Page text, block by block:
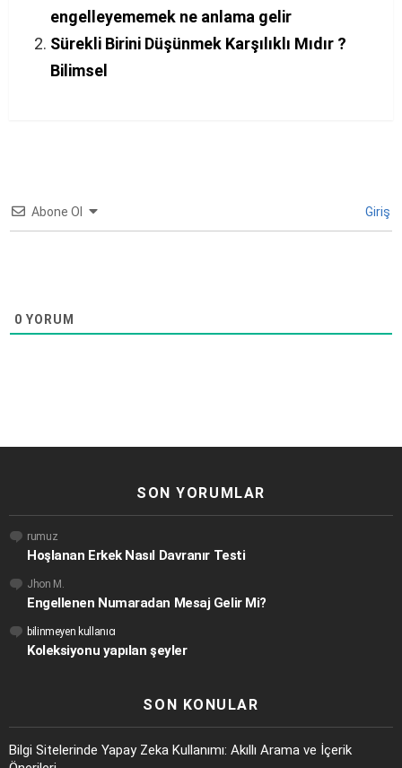
engelleyememek ne anlama gelir
Sürekli Birini Düşünmek Karşılıklı Mıdır ?
Bilimsel
Abone Ol Giriş
0 YORUM
SON YORUMLAR
rumuz
Hoşlanan Erkek Nasıl Davranır Testi
Jhon M.
Engellenen Numaradan Mesaj Gelir Mi?
bilinmeyen kullanıcı
Koleksiyonu yapılan şeyler
SON KONULAR
Bilgi Sitelerinde Yapay Zeka Kullanımı: Akıllı Arama ve İçerik